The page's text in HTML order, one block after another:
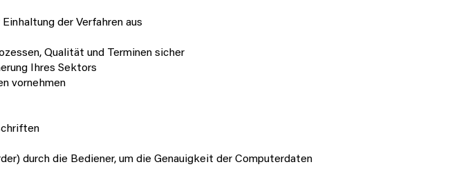
der Verfahren aus
Qualität und Terminen sicher
Ihres Sektors
vornehmen
durch die Bediener, um die Genauigkeit der Computerdaten